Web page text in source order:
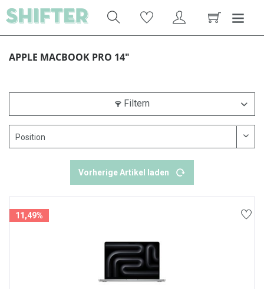
APPLE MACBOOK PRO 14"
Filtern
Vorherige Artikel laden
11,49%